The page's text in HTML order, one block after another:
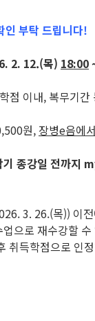
인 부탁 드립니다!
2. 12.(목) 18:00
점 이내, 복무기
원, 장병e음에서
기 종강일 전까지
3. 26.(목)) 이
으로 재수강할
취득학점으로 인